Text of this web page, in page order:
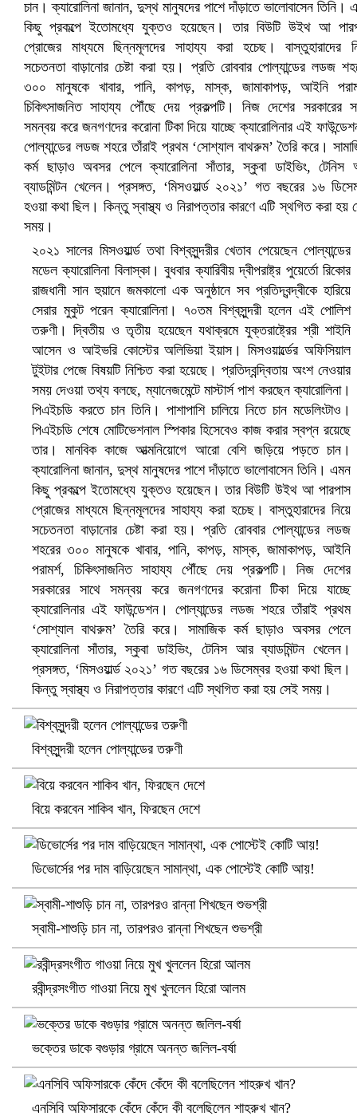
খুলনায় বিএনপি অফিসে গুলি-বোমা হামলা, নিহত ১
প্রোটিয়াদের হারিয়ে বিশ্বকাপের শিরোপা ঘরে তুলল ভারত
সৌদিতে ব্যাপক ধরপাকড়, এক সপ্তাহেই ২১ হাজারের বেশি গ্রেপ্তার
বৈষম্যবিরোধী ছাত্র আন্দোলনের সাধারণ সম্পাদকের পদত্যাগ
ভিউ বাড়াতে রাম দা হাতে ফেসবুকে ভিডিও পোস্ট শিক্ষকের
২০২১ সালের মিসওয়ার্ল্ড তথা বিশ্বসুন্দরীর খেতাব পেয়েছেন পোল্যান্ডের
মডেল ক্যারোলিনা বিলাস্কা। বুধবার ক্যারিবীয় দ্বীপরাষ্ট্র পুয়ের্তো রিকোর
রাজধানী সান হুয়ানে জমকালো এক অনুষ্ঠানে সব প্রতিদ্বন্দ্বীকে হারিয়ে
সেরার মুকুট পরেন ক্যারোলিনা। ৭০তম বিশ্বসুন্দরী হলেন এই পোলিশ
তরুণী। দ্বিতীয় ও তৃতীয় হয়েছেন যথাক্রমে যুক্তরাষ্ট্রের শ্রী শাইনি
আসেন ও আইভরি কোস্টের অলিভিয়া ইয়াস। মিসওয়ার্ল্ডের অফিসিয়াল
টুইটার পেজে বিষয়টি নিশ্চিত করা হয়েছে। প্রতিদ্বন্দ্বিতায় অংশ নেওয়ার
সময় দেওয়া তথ্য বলছে, ম্যানেজমেন্টে মাস্টার্স পাশ করছেন ক্যারোলিনা।
পিএইচডি করতে চান তিনি। পাশাপাশি চালিয়ে নিতে চান মডেলিংটাও।
পিএইচডি শেষে মোটিভেশনাল স্পিকার হিসেবেও কাজ করার স্বপ্ন রয়েছে
তার। মানবিক কাজে আত্মনিয়োগে আরো বেশি জড়িয়ে পড়তে চান।
ক্যারোলিনা জানান, দুস্থ মানুষদের পাশে দাঁড়াতে ভালোবাসেন তিনি। এমন
কিছু প্রকল্পে ইতোমধ্যে যুক্তও হয়েছেন। তার বিউটি উইথ আ পারপাস
প্রোজের মাধ্যমে ছিন্নমূলদের সাহায্য করা হচেছ। বাস্তুহারাদের নিয়ে
সচেতনতা বাড়ানোর চেষ্টা করা হয়। প্রতি রোববার পোল্যান্ডের লডজ
শহরের ৩০০ মানুষকে খাবার, পানি, কাপড়, মাস্ক, জামাকাপড়, আইনি
পরামর্শ, চিকিৎসাজনিত সাহায্য পৌঁছে দেয় প্রকল্পটি। নিজ দেশের
সরকারের সাথে সমন্বয় করে জনগণদের করোনা টিকা দিয়ে যাচ্ছে
ক্যারোলিনার এই ফাউন্ডেশন। পোল্যান্ডের লডজ শহরে তাঁরাই প্রথম
‘সোশ্যাল বাথরুম’ তৈরি করে। সামাজিক কর্ম ছাড়াও অবসর পেলে
ক্যারোলিনা সাঁতার, স্কুবা ডাইভিং, টেনিস আর ব্যাডমিন্টন খেলেন।
প্রসঙ্গত, ‘মিসওয়ার্ল্ড ২০২১’ গত বছরের ১৬ ডিসেম্বর হওয়া কথা ছিল।
কিন্তু স্বাস্থ্য ও নিরাপত্তার কারণে এটি স্থগিত করা হয় সেই সময়।
বিশ্বসুন্দরী হলেন পোল্যান্ডের তরুণী
বিয়ে করবেন শাকিব খান, ফিরছেন দেশে
ডিভোর্সের পর দাম বাড়িয়েছেন সামান্থা, এক পোস্টেই কোটি আয়!
স্বামী-শাশুড়ি চান না, তারপরও রান্না শিখছেন শুভশ্রী
রবীন্দ্রসংগীত গাওয়া নিয়ে মুখ খুললেন হিরো আলম
ভক্তের ডাকে বগুড়ার গ্রামে অনন্ত জলিল-বর্ষা
এনসিবি অফিসারকে কেঁদে কেঁদে কী বলেছিলেন শাহরুখ খান?